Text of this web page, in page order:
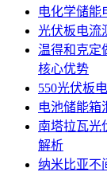
电化学储能
光伏板电流
温得和克定
核心优势
550光伏板
电池储能箱
南塔拉瓦光
解析
纳米比亚不